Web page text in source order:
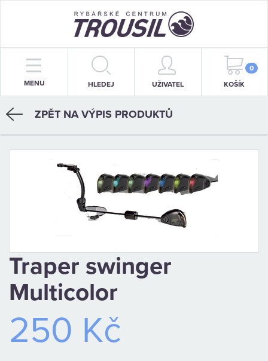
MENU HLEDEJ UŽIVATEL
0
KOŠÍK
PRUTY
NAVIJÁKY
BIŽUTERIE
OBLEČENÍ
CAMPING
O
ZPĚT NA VÝPIS PRODUKTŮ
Traper swinger
Multicolor
250 Kč